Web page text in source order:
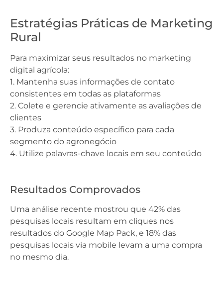
Estratégias Práticas de Marketing
Rural
Para maximizar seus resultados no marketing
digital agrícola:
1. Mantenha suas informações de contato
consistentes em todas as plataformas
2. Colete e gerencie ativamente as avaliações de
clientes
3. Produza conteúdo específico para cada
segmento do agronegócio
4. Utilize palavras-chave locais em seu conteúdo
Resultados Comprovados
Uma análise recente mostrou que 42% das
pesquisas locais resultam em cliques nos
resultados do Google Map Pack, e 18% das
pesquisas locais via mobile levam a uma compra
no mesmo dia.